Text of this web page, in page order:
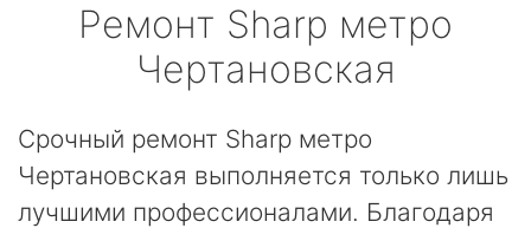
Ремонт Sharp метро
Чертановская
Срочный ремонт Sharp метро
Чертановская выполняется только лишь
лучшими профессионалами. Благодаря